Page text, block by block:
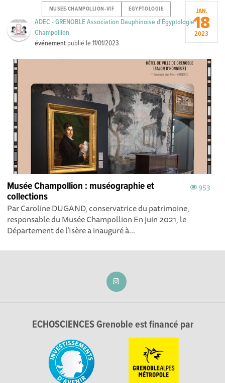
MUSEE-CHAMPOLLION-VIF EGYPTOLOGIE
ADEC - GRENOBLE Association Dauphinoise d'Égyptologie
Champollion
événement publié le11/01/2023
JAN.
18
2023
953
Musée Champollion : muséographie et
collections
Par Caroline DUGAND, conservatrice du patrimoine,
responsable du Musée Champollion En juin 2021, le
Département de l’Isère a inauguré à...
ECHOSCIENCES Grenoble est financé par